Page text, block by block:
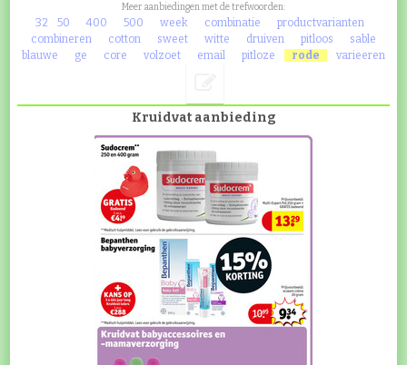
Meer aanbiedingen met de trefwoorden:
32 50 400 500 week combinatie
productvarianten
combineren
cotton sweet witte druiven pitloos
sable
blauwe
ge core volzoet email pitloze rode varieeren
Kruidvat aanbieding